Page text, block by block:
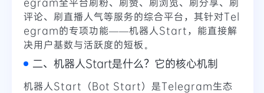
评论、刷直播人气等服务的综合平台，其针对Tel
egram的专项功能——机器人Start，能直接解
决用户基数与活跃度的短板。
二、机器人Start是什么？它的核心机制
机器人Start（Bot Start）是Telegram生态